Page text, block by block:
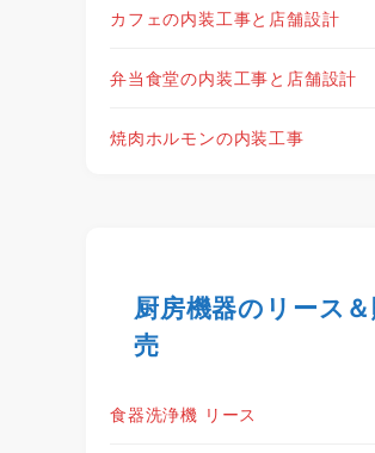
カフェの内装工事と店舗設計
弁当食堂の内装工事と店舗設計
焼肉ホルモンの内装工事
厨房機器のリース
売
食器洗浄機 リース